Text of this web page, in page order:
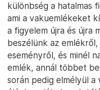
különbség a hatalmas
ami a vakuemlékeket
a figyelem újra és újra
beszélünk az
eseményről, és minél
emlék, annál többet
során pedig elmélyül a